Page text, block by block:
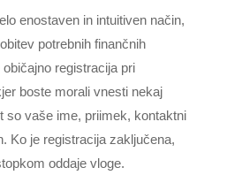
enostaven in intuitiven način,
potrebnih finančnih
registracija pri
boste morali vnesti nekaj
so vaše ime, priimek, kontaktni
Ko je registracija zaključena,
oddaje vloge.